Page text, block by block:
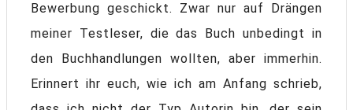
Bewerbung geschickt. Zwar nur auf Drängen
meiner Testleser, die das Buch unbedingt in
den Buchhandlungen wollten, aber immerhin.
Erinnert ihr euch, wie ich am Anfang schrieb,